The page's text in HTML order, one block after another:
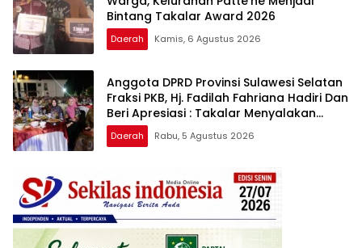
Bintang Takalar Award 2026
Daerah Kamis, 6 Agustus 2026
Anggota DPRD Provinsi Sulawesi Selatan
Fraksi PKB, Hj. Fadilah Fahriana Hadiri Dan
Beri Apresiasi : Takalar Menyalakan
Lentera Pengabdian Melalui Malam
Apresiasi dan Inovasi Award 2026
Daerah Rabu, 5 Agustus 2026